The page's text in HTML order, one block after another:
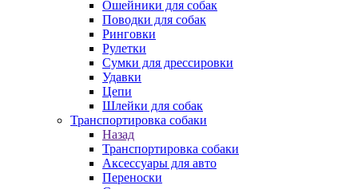
Ошейники для собак
Поводки для собак
Ринговки
Рулетки
Сумки для дрессировки
Удавки
Цепи
Шлейки для собак
Транспортировка собаки
Назад
Транспортировка собаки
Аксессуары для авто
Переноски